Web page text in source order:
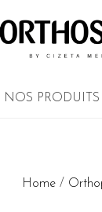
NOS PRODUITS
Home/